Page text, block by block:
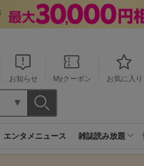
お知らせ Myクーポン お気に入り
エンタメニュース 雑誌読み放題